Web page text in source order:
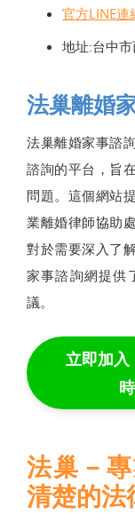
官方LINE連
地址:台中
法巢離婚
法巢離婚家事諮
諮詢的平台，旨
問題。這個網站
業離婚律師協助
對於需要深入了
家事諮詢網提供
議。
立即加入
法巢－
清楚的法